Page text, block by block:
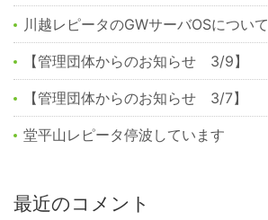
川越レピータのGWサーバOSについて
【管理団体からのお知らせ 3/9】
【管理団体からのお知らせ 3/7】
堂平山レピータ停波しています
最近のコメント